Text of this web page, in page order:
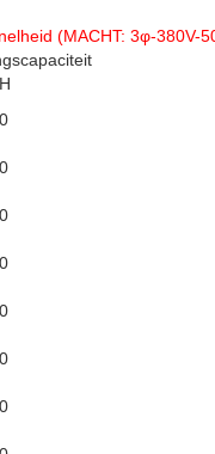
(MACHT: 3φ-380V-